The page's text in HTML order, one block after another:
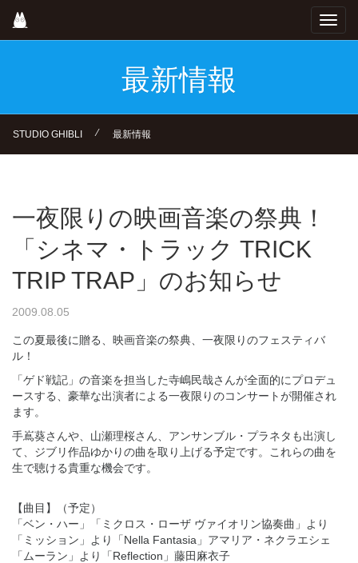
main
最新情報
STUDIO GHIBLI ⁄ 最新情報
一夜限りの映画音楽の祭典！
「シネマ・トラック TRICK
TRIP TRAP」のお知らせ
2009.08.05
この夏最後に贈る、映画音楽の祭典、一夜限りのフェスティバ
ル！
「ゲド戦記」の音楽を担当した寺嶋民哉さんが全面的にプロデュ
ースする、豪華な出演者による一夜限りのコンサートが開催され
ます。
手嶌葵さんや、山瀬理桜さん、アンサンブル・プラネタも出演し
て、ジブリ作品ゆかりの曲を取り上げる予定です。これらの曲を
生で聴ける貴重な機会です。
【曲目】（予定）
「ベン・ハー」「ミクロス・ローザ ヴァイオリン協奏曲」より
「ミッション」より「Nella Fantasia」アマリア・ネクラエシェ
「ムーラン」より「Reflection」藤田麻衣子